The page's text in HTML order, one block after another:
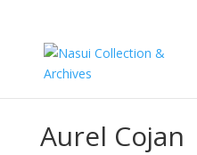
Aurel Cojan